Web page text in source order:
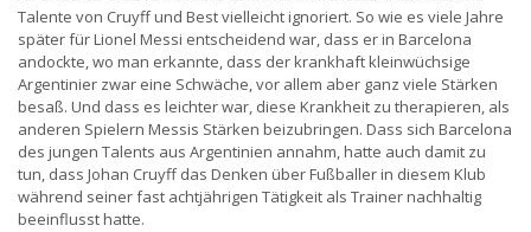
Talente von Cruyff und Best vielleicht ignoriert. So wie es viele Jahre
später für Lionel Messi entscheidend war, dass er in Barcelona
andockte, wo man erkannte, dass der krankhaft kleinwüchsige
Argentinier zwar eine Schwäche, vor allem aber ganz viele Stärken
besaß. Und dass es leichter war, diese Krankheit zu therapieren, als
anderen Spielern Messis Stärken beizubringen. Dass sich Barcelona
des jungen Talents aus Argentinien annahm, hatte auch damit zu
tun, dass Johan Cruyff das Denken über Fußballer in diesem Klub
während seiner fast achtjährigen Tätigkeit als Trainer nachhaltig
beeinflusst hatte.